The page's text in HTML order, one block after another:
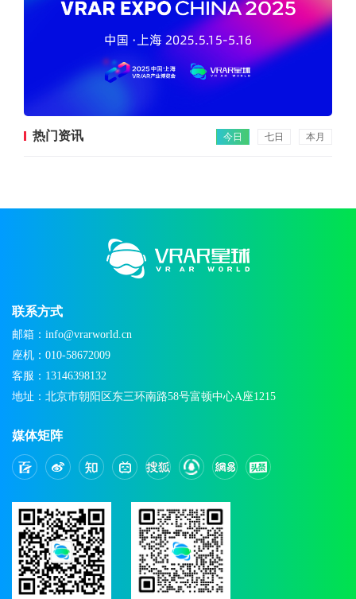
热门资讯 今日 七日 本月
联系方式
邮箱：info@vrarworld.cn
座机：010-58672009
客服：13146398132
地址：北京市朝阳区东三环南路58号富顿中心A座1215
媒体矩阵